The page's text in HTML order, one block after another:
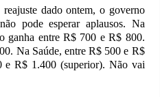
dado ontem, o governo
pode esperar aplausos. Na
ganha entre R$ 700 e R$ 800.
Na Saúde, entre R$ 500 e R$
R$ 1.400 (superior). Não vai